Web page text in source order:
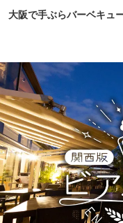
大阪で手ぶらバーベキュ